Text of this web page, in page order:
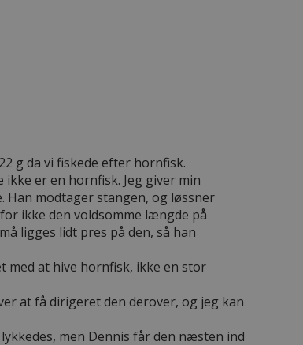
g da vi fiskede efter hornfisk.
er en hornfisk. Jeg giver min
Han modtager stangen, og løssner
ikke den voldsomme længde på
ligges lidt pres på den, så han
med at hive hornfisk, ikke en stor
at få dirigeret den derover, og jeg kan
men Dennis får den næsten ind